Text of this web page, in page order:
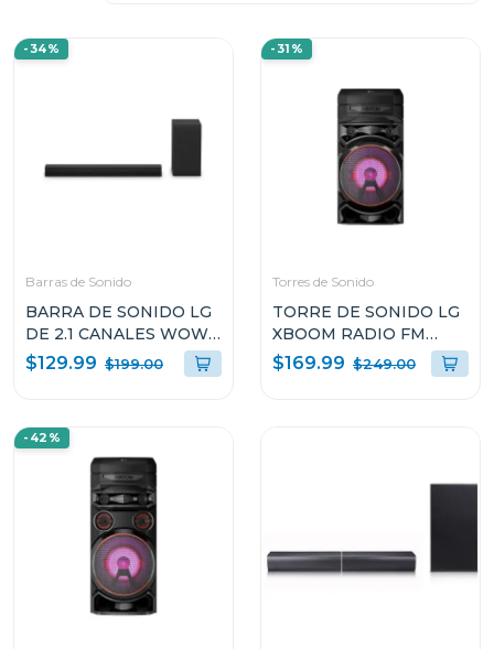
-34%
Barras de Sonido
BARRA DE SONIDO LG
DE 2.1 CANALES WOW
ORCHESTRA E
INTERFAZ 140W S30A
$129.99 $199.00
-31%
Torres de Sonido
TORRE DE SONIDO LG
XBOOM RADIO FM
MULTI BLUETOOTH
SUPER BASS BOOST
$169.99 $249.00
-42%